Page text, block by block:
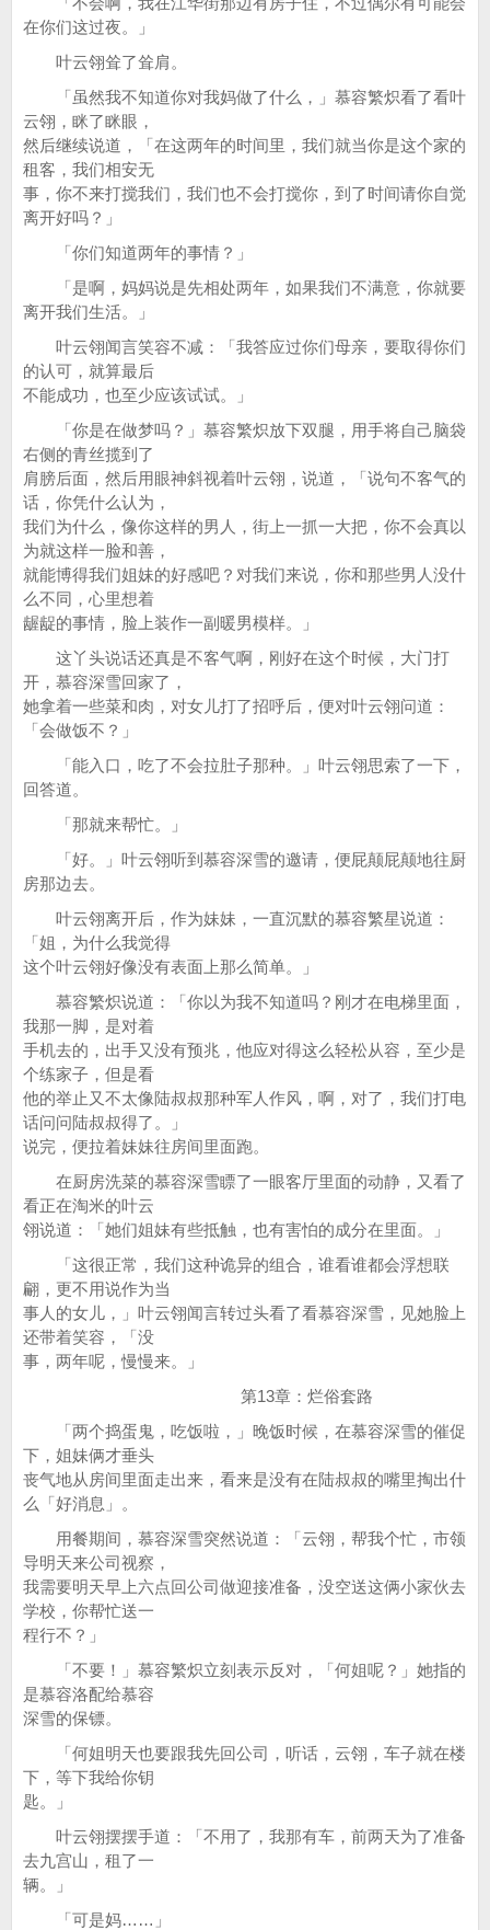
在你们这过夜。」
叶云翎耸了耸肩。
「虽然我不知道你对我妈做了什么，」慕容繁炽看了看叶
云翎，眯了眯眼，
然后继续说道，「在这两年的时间里，我们就当你是这个家的
租客，我们相安无
事，你不来打搅我们，我们也不会打搅你，到了时间请你自觉
离开好吗？」
「你们知道两年的事情？」
「是啊，妈妈说是先相处两年，如果我们不满意，你就要
离开我们生活。」
叶云翎闻言笑容不减：「我答应过你们母亲，要取得你们
的认可，就算最后
不能成功，也至少应该试试。」
「你是在做梦吗？」慕容繁炽放下双腿，用手将自己脑袋
右侧的青丝揽到了
肩膀后面，然后用眼神斜视着叶云翎，说道，「说句不客气的
话，你凭什么认为，
我们为什么，像你这样的男人，街上一抓一大把，你不会真以
为就这样一脸和善，
就能博得我们姐妹的好感吧？对我们来说，你和那些男人没什
么不同，心里想着
龌龊的事情，脸上装作一副暖男模样。」
这丫头说话还真是不客气啊，刚好在这个时候，大门打
开，慕容深雪回家了，
她拿着一些菜和肉，对女儿打了招呼后，便对叶云翎问道：
「会做饭不？」
「能入口，吃了不会拉肚子那种。」叶云翎思索了一下，
回答道。
「那就来帮忙。」
「好。」叶云翎听到慕容深雪的邀请，便屁颠屁颠地往厨
房那边去。
叶云翎离开后，作为妹妹，一直沉默的慕容繁星说道：
「姐，为什么我觉得
这个叶云翎好像没有表面上那么简单。」
慕容繁炽说道：「你以为我不知道吗？刚才在电梯里面，
我那一脚，是对着
手机去的，出手又没有预兆，他应对得这么轻松从容，至少是
个练家子，但是看
他的举止又不太像陆叔叔那种军人作风，啊，对了，我们打电
话问问陆叔叔得了。」
说完，便拉着妹妹往房间里面跑。
在厨房洗菜的慕容深雪瞟了一眼客厅里面的动静，又看了
看正在淘米的叶云
翎说道：「她们姐妹有些抵触，也有害怕的成分在里面。」
「这很正常，我们这种诡异的组合，谁看谁都会浮想联
翩，更不用说作为当
事人的女儿，」叶云翎闻言转过头看了看慕容深雪，见她脸上
还带着笑容，「没
事，两年呢，慢慢来。」
第13章：烂俗套路
「两个捣蛋鬼，吃饭啦，」晚饭时候，在慕容深雪的催促
下，姐妹俩才垂头
丧气地从房间里面走出来，看来是没有在陆叔叔的嘴里掏出什
么「好消息」。
用餐期间，慕容深雪突然说道：「云翎，帮我个忙，市领
导明天来公司视察，
我需要明天早上六点回公司做迎接准备，没空送这俩小家伙去
学校，你帮忙送一
程行不？」
「不要！」慕容繁炽立刻表示反对，「何姐呢？」她指的
是慕容洛配给慕容
深雪的保镖。
「何姐明天也要跟我先回公司，听话，云翎，车子就在楼
下，等下我给你钥
匙。」
叶云翎摆摆手道：「不用了，我那有车，前两天为了准备
去九宫山，租了一
辆。」
「可是妈……」